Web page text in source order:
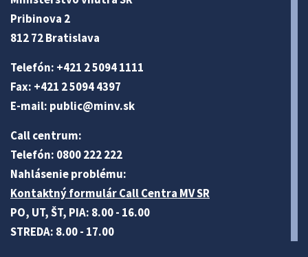
Pribinova 2
812 72 Bratislava
Telefón: +421 2 5094 1111
Fax: +421 2 5094 4397
E-mail: public@minv.sk
Call centrum:
Telefón: 0800 222 222
Nahlásenie problému:
Kontaktný formulár Call Centra MV SR
PO, UT, ŠT, PIA: 8.00 - 16.00
STREDA: 8.00 - 17.00